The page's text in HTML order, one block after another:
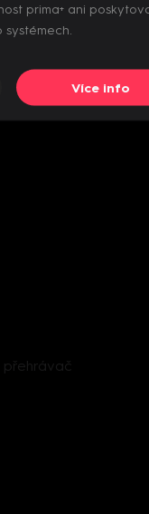
prima+ ani
Více info